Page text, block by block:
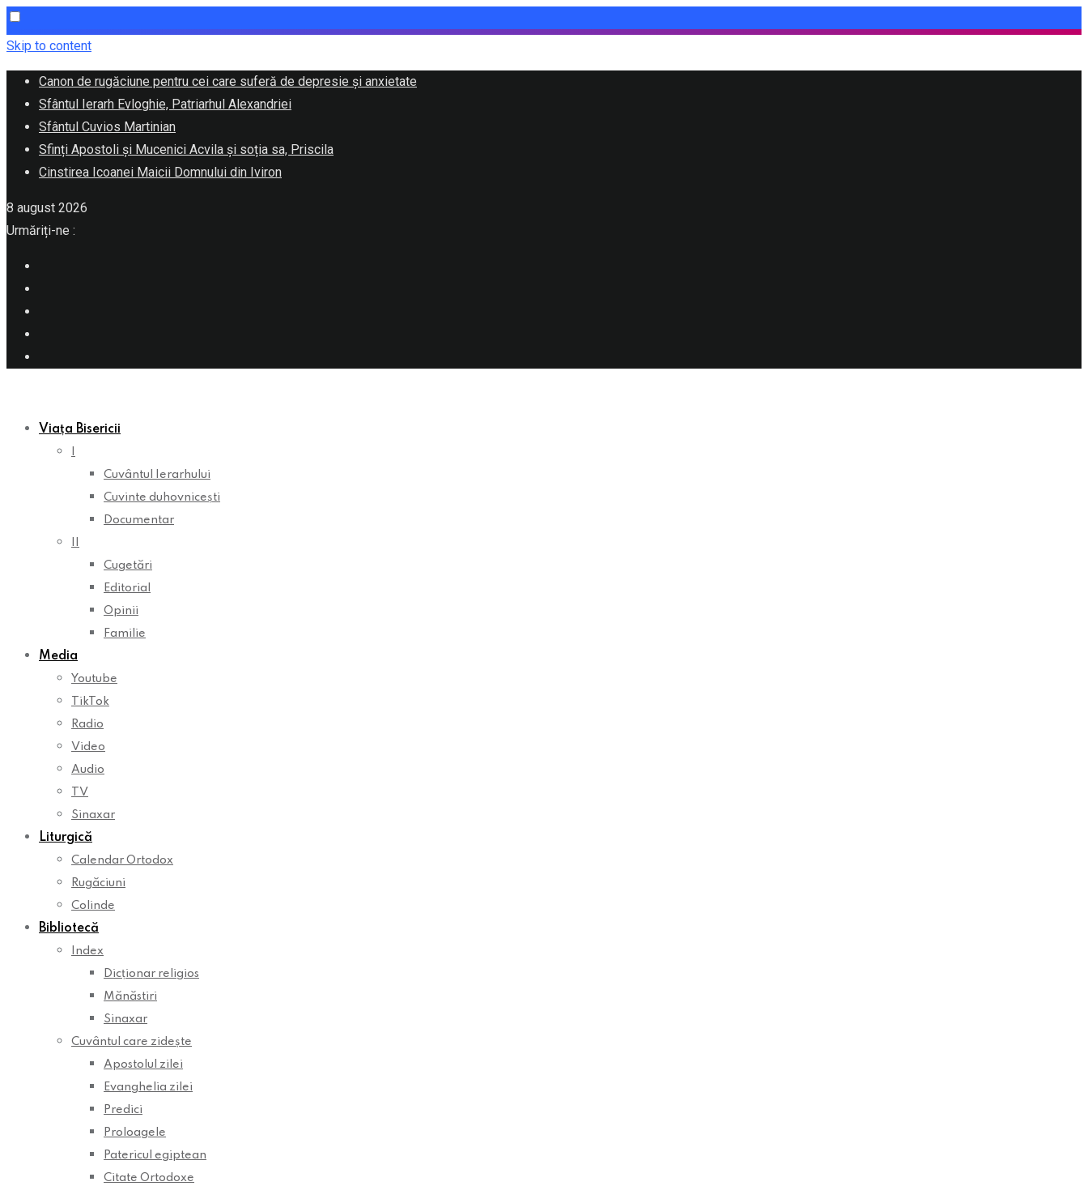
Skip to content
Canon de rugăciune pentru cei care suferă de depresie și anxietate
Sfântul Ierarh Evloghie, Patriarhul Alexandriei
Sfântul Cuvios Martinian
Sfinți Apostoli și Mucenici Acvila și soția sa, Priscila
Cinstirea Icoanei Maicii Domnului din Iviron
8 august 2026
Urmăriți-ne :
Viața Bisericii
Cuvântul Ierarhului
Cuvinte duhovnicești
Documentar
Cugetări
Editorial
Opinii
Familie
Media
Youtube
TikTok
Radio
Video
Audio
TV
Sinaxar
Liturgică
Calendar Ortodox
Rugăciuni
Colinde
Bibliotecă
Index
Dicționar religios
Mănăstiri
Sinaxar
Cuvântul care zidește
Apostolul zilei
Evanghelia zilei
Predici
Proloagele
Patericul egiptean
Citate Ortodoxe